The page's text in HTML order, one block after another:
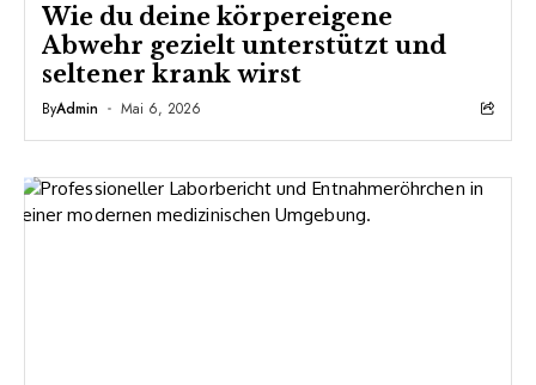
Wie du deine körpereigene
Abwehr gezielt unterstützt und
seltener krank wirst
ByAdmin Mai 6, 2026